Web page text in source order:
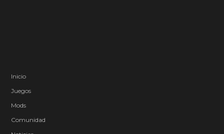
Inicio
Juegos
Mods
Comunidad